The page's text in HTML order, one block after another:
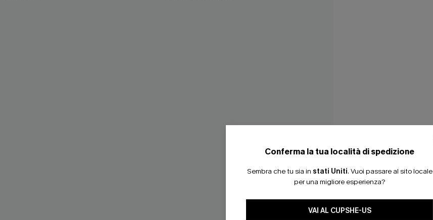
Conferma la tua località di spedizione
Sembra che tu sia in stati Uniti. Vuoi passare al sito locale
per una migliore esperienza?
VAI AL CUPSHE-US